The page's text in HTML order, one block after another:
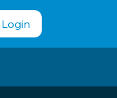
Login